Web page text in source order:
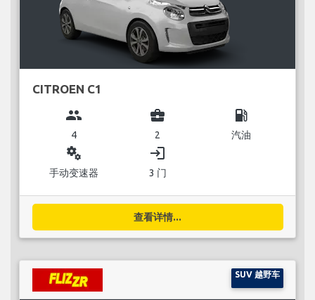
CITROEN C1
group
4
business_center
2
local_gas_station
汽油
miscellaneous_services
手动变速器
login
3 门
查看详情...
SUV 越野车